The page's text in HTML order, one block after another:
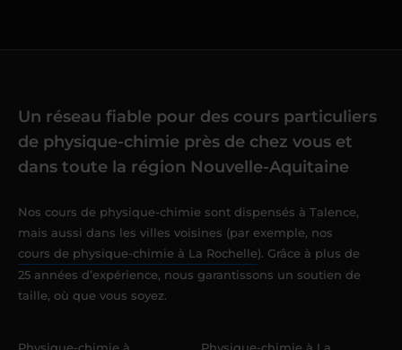
Un réseau fiable pour des cours particuliers
de physique-chimie près de chez vous et
dans toute la région Nouvelle-Aquitaine
Nos cours de physique-chimie sont dispensés à Talence,
mais aussi dans les villes voisines (par exemple, nos
cours de physique-chimie à La Rochelle). Grâce à plus de
25 années d’expérience, nous garantissons un soutien de
taille, où que vous soyez.
Physique-chimie à
Physique-chimie à La